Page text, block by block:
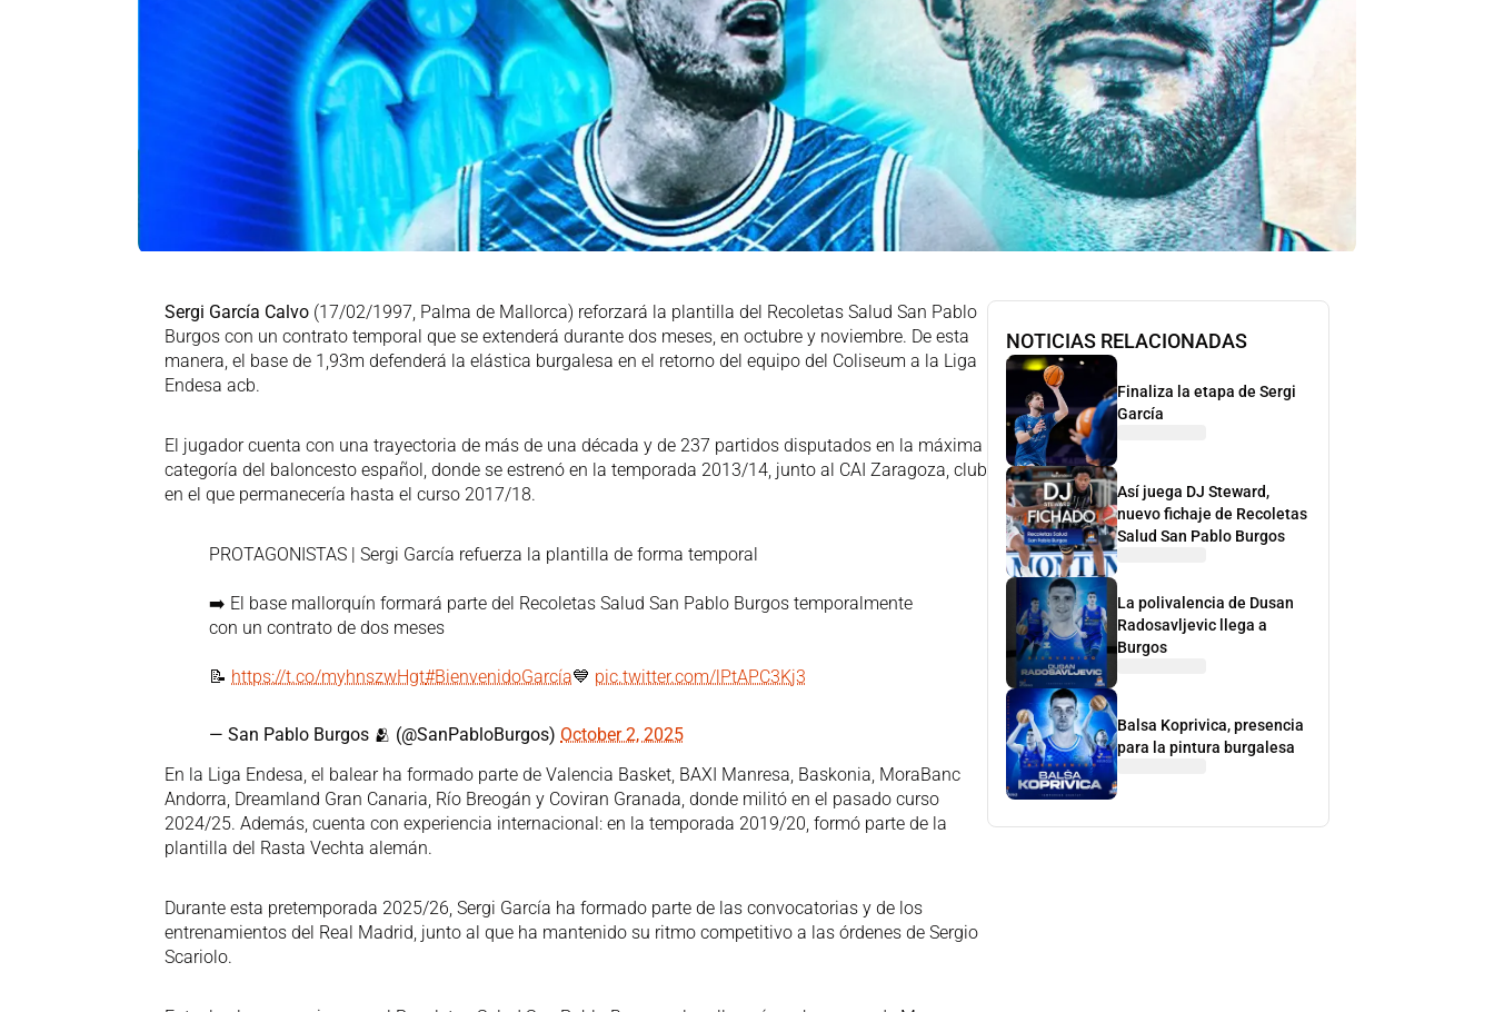
Sergi García Calvo (17/02/1997, Palma de Mallorca) reforzará la plantilla del Recoletas Salud San Pablo
Burgos con un contrato temporal que se extenderá durante dos meses, en octubre y noviembre. De esta
manera, el base de 1,93m defenderá la elástica burgalesa en el retorno del equipo del Coliseum a la Liga
Endesa acb.
El jugador cuenta con una trayectoria de más de una década y de 237 partidos disputados en la máxima
categoría del baloncesto español, donde se estrenó en la temporada 2013/14, junto al CAI Zaragoza, club
en el que permanecería hasta el curso 2017/18.
PROTAGONISTAS | Sergi García refuerza la plantilla de forma temporal
➡️ El base mallorquín formará parte del Recoletas Salud San Pablo Burgos temporalmente
con un contrato de dos meses
📝 https://t.co/myhnszwHgt#BienvenidoGarcía💙 pic.twitter.com/lPtAPC3Kj3
— San Pablo Burgos 🫂 (@SanPabloBurgos) October 2, 2025
En la Liga Endesa, el balear ha formado parte de Valencia Basket, BAXI Manresa, Baskonia, MoraBanc
Andorra, Dreamland Gran Canaria, Río Breogán y Coviran Granada, donde militó en el pasado curso
2024/25. Además, cuenta con experiencia internacional: en la temporada 2019/20, formó parte de la
plantilla del Rasta Vechta alemán.
Durante esta pretemporada 2025/26, Sergi García ha formado parte de las convocatorias y de los
entrenamientos del Real Madrid, junto al que ha mantenido su ritmo competitivo a las órdenes de Sergio
Scariolo.
NOTICIAS RELACIONADAS
Finaliza la etapa de Sergi
García
Así juega DJ Steward,
nuevo fichaje de Recoletas
Salud San Pablo Burgos
La polivalencia de Dusan
Radosavljevic llega a
Burgos
Balsa Koprivica, presencia
para la pintura burgalesa